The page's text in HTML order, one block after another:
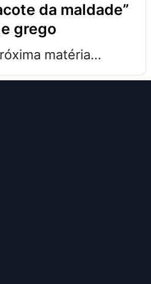
grego
matéria...